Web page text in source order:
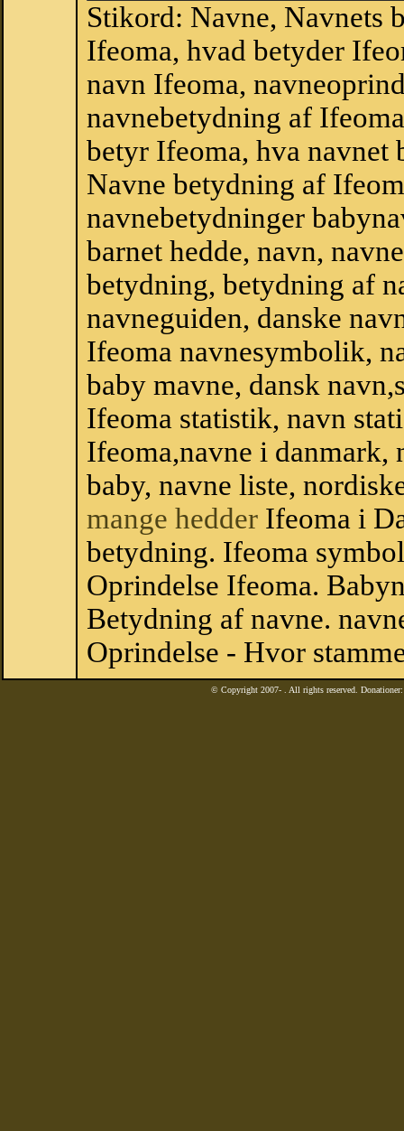
Stikord: Navne, Navnets
Ifeoma, hvad betyder
navn Ifeoma,
navnebetydning af
betyr Ifeoma, hva navnet
Navne betydning af
navnebetydninger
barnet hedde, navn,
betydning, betydning af
navneguiden, danske
Ifeoma navnesymbolik,
baby mavne, dansk
Ifeoma statistik, navn
Ifeoma,navne i danmark,
baby, navne liste,
mange hedder Ifeoma i
betydning. Ifeoma
Oprindelse Ifeoma.
Betydning af navne.
Oprindelse - Hvor
© Copyright 2007- . All rights reserved.